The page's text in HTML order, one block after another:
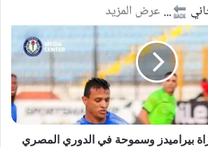
بيراميدز وسموحة في الدوري المصري